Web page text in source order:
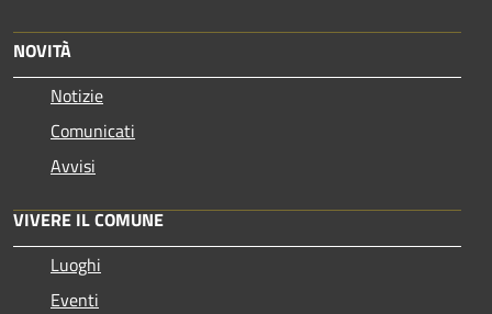
NOVITÀ
Notizie
Comunicati
Avvisi
VIVERE IL COMUNE
Luoghi
Eventi